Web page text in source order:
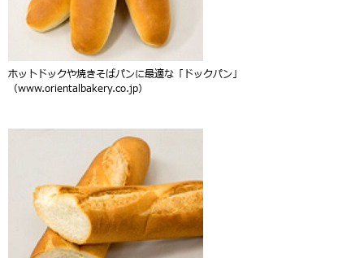
ホットドックや焼きそばパンに最適な「ドックパン」
（www.orientalbakery.co.jp）